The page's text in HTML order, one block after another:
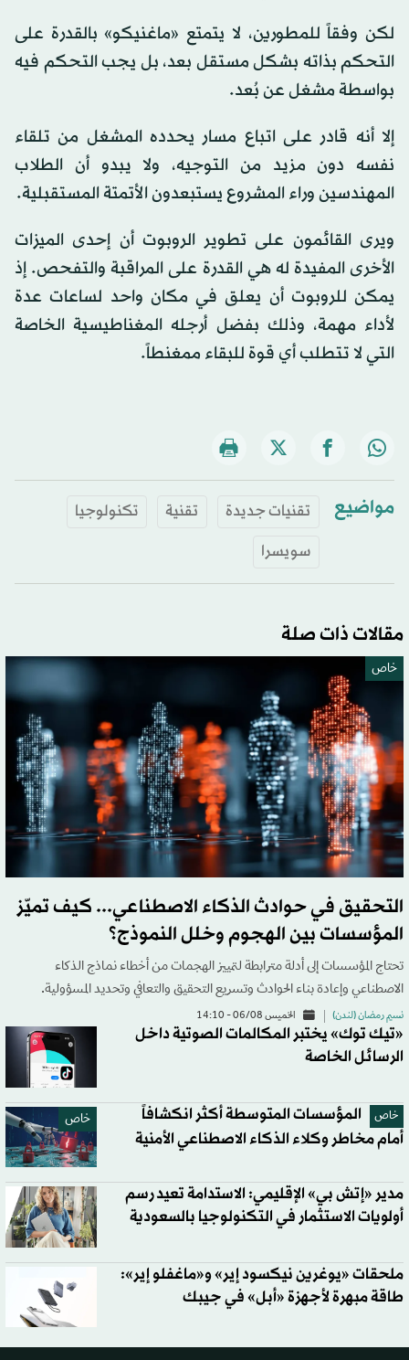
لكن وفقاً للمطورين، لا يتمتع «ماغنيكو» بالقدرة على
التحكم بذاته بشكل مستقل بعد، بل يجب التحكم فيه
بواسطة مشغل عن بُعد.
إلا أنه قادر على اتباع مسار يحدده المشغل من تلقاء
نفسه دون مزيد من التوجيه، ولا يبدو أن الطلاب
المهندسين وراء المشروع يستبعدون الأتمتة المستقبلية.
ويرى القائمون على تطوير الروبوت أن إحدى الميزات
الأخرى المفيدة له هي القدرة على المراقبة والتفحص. إذ
يمكن للروبوت أن يعلق في مكان واحد لساعات عدة
لأداء مهمة، وذلك بفضل أرجله المغناطيسية الخاصة
التي لا تتطلب أي قوة للبقاء ممغنطاً.
مواضيع تقنيات جديدة تقنية
تكنولوجيا
سويسرا
مقالات ذات صلة
خاص
التحقيق في حوادث الذكاء الاصطناعي... كيف تميّز
المؤسسات بين الهجوم وخلل النموذج؟
تحتاج المؤسسات إلى أدلة مترابطة لتمييز الهجمات من أخطاء نماذج الذكاء
الاصطناعي وإعادة بناء الحوادث وتسريع التحقيق والتعافي وتحديد المسؤولية.
نسيم رمضان (لندن) الخميس 06/08 - 14:10
«تيك توك» يختبر المكالمات الصوتية داخل
الرسائل الخاصة
خاص خاص
المؤسسات المتوسطة أكثر انكشافاً
أمام مخاطر وكلاء الذكاء الاصطناعي الأمنية
مدير «إتش بي» الإقليمي: الاستدامة تعيد رسم
أولويات الاستثمار في التكنولوجيا بالسعودية
ملحقات «يوغرين نيكسود إير» و«ماغفلو إير»:
طاقة مبهرة لأجهزة «أبل» في جيبك